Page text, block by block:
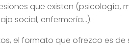
que existen (psicología,
social, enfermería…).
el formato que ofrezco es de